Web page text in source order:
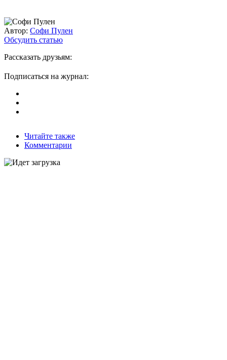
Автор: Софи Пулен
Обсудить статью
Рассказать друзьям:
Подписаться на журнал:
Читайте также
Комментарии